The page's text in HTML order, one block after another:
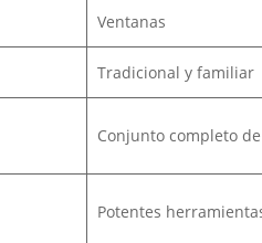
Ventanas
Tradicional y familiar
Conjunto completo
Potentes